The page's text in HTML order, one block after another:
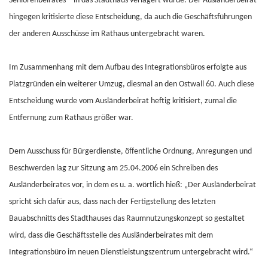
hingegen kritisierte diese Entscheidung, da auch die Geschäftsführungen
der anderen Ausschüsse im Rathaus untergebracht waren.
Im Zusammenhang mit dem Aufbau des Integrationsbüros erfolgte aus
Platzgründen ein weiterer Umzug, diesmal an den Ostwall 60. Auch diese
Entscheidung wurde vom Ausländerbeirat heftig kritisiert, zumal die
Entfernung zum Rathaus größer war.
Dem Ausschuss für Bürgerdienste, öffentliche Ordnung, Anregungen und
Beschwerden lag zur Sitzung am 25.04.2006 ein Schreiben des
Ausländerbeirates vor, in dem es u. a. wörtlich hieß: „Der Ausländerbeirat
spricht sich dafür aus, dass nach der Fertigstellung des letzten
Bauabschnitts des Stadthauses das Raumnutzungskonzept so gestaltet
wird, dass die Geschäftsstelle des Ausländerbeirates mit dem
Integrationsbüro im neuen Dienstleistungszentrum untergebracht wird.“